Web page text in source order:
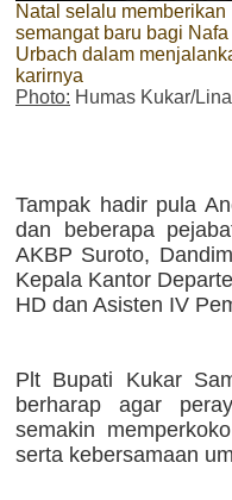
Natal selalu memberikan
semangat baru bagi Nafa
Urbach dalam
karirnya
Photo: Humas Kukar/Lina
Tampak hadir pula
dan beberapa
AKBP Suroto,
Kepala Kantor
HD dan Asisten IV
Plt Bupati Kukar
berharap agar
semakin
serta kebersamaan